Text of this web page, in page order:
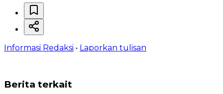
Informasi Redaksi • Laporkan tulisan
Berita terkait